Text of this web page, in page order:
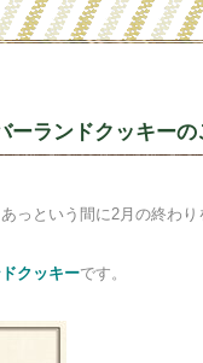
ランドクッキーの
っという間に2月の終わり
クッキーです。